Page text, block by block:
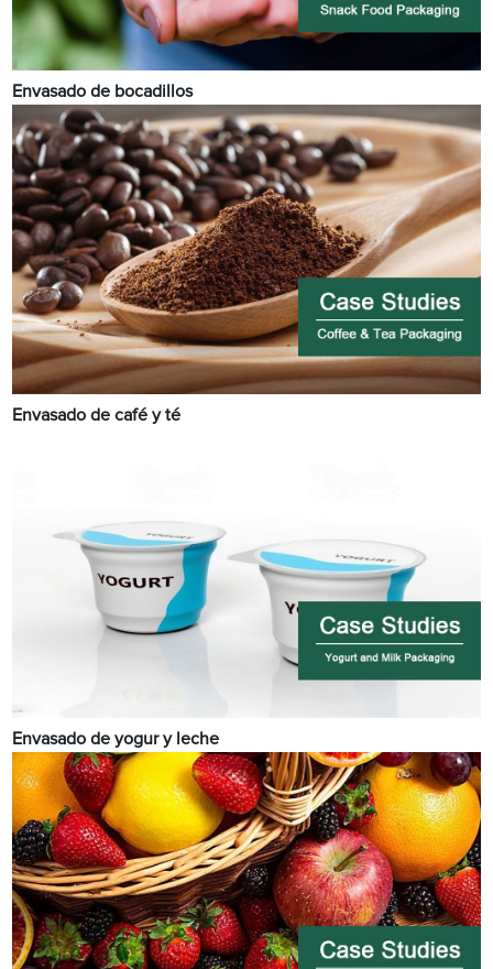
Envasado de bocadillos
Envasado de café y té
Envasado de yogur y leche